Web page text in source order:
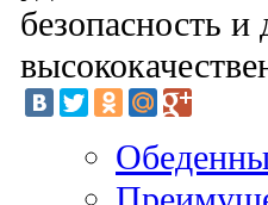
безопасность и